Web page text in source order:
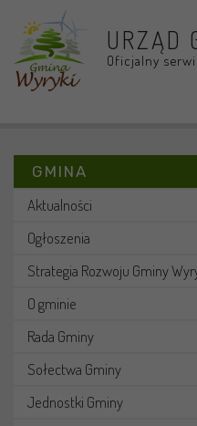
URZĄD
Oficjalny
GMINA
Aktualności
Ogłoszenia
Strategia Rozwoju Gminy
O gminie
Rada Gminy
Sołectwa Gminy
Jednostki Gminy